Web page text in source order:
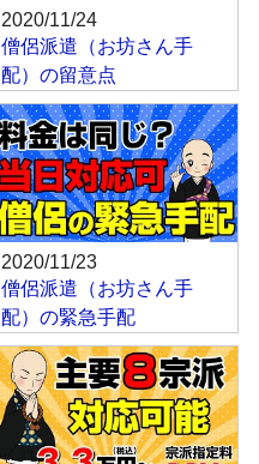
2020/11/24
僧侶派遣（お坊さん手
配）の留意点
2020/11/23
僧侶派遣（お坊さん手
配）の緊急手配